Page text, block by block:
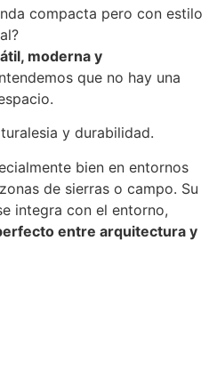
compacta pero con estilo
moderna y
que no hay una
y durabilidad.
bien en entornos
de sierras o campo. Su
integra con el entorno,
entre arquitectura y